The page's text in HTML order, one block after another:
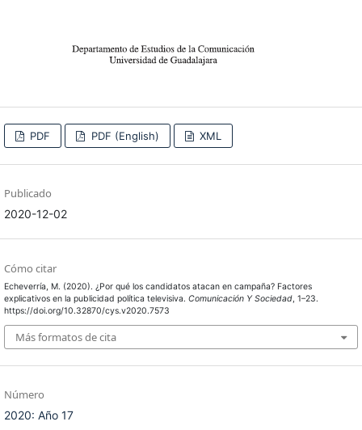
PDF PDF (English) XML
Publicado
2020-12-02
Cómo citar
Echeverría, M. (2020). ¿Por qué los candidatos atacan en campaña? Factores
explicativos en la publicidad política televisiva. Comunicación Y Sociedad, 1–23.
https://doi.org/10.32870/cys.v2020.7573
Más formatos de cita
Número
2020: Año 17